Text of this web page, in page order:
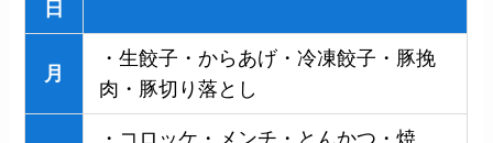
日
月
・生餃子・からあげ・冷凍餃子・豚挽
肉・豚切り落とし